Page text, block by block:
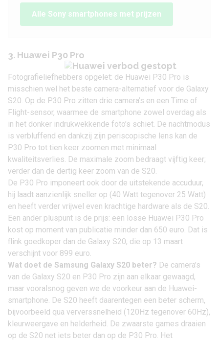
Alle Sony smartphones met prijzen
3. Huawei P30 Pro
Fotografieliefhebbers opgelet: de Huawei P30 Pro is
misschien wel het beste camera-alternatief voor de Galaxy
S20. Op de P30 Pro zitten drie camera’s en een Time of
Flight-sensor, waarmee de smartphone zowel overdag als
in het donker indrukwekkende foto’s schiet. De nachtmodus
is verbluffend en dankzij zijn periscopische lens kan de
P30 Pro tot tien keer zoomen met minimaal
kwaliteitsverlies. De maximale zoom bedraagt vijftig keer;
verder dan de dertig keer zoom van de S20.
De P30 Pro imponeert ook door de uitstekende accuduur,
hij laadt aanzienlijk sneller op (40 Watt tegenover 25 Watt)
en heeft verder vrijwel even krachtige hardware als de S20.
Een ander pluspunt is de prijs: een losse Huawei P30 Pro
kost op moment van publicatie minder dan 650 euro. Dat is
flink goedkoper dan de Galaxy S20, die op 13 maart
verschijnt voor 899 euro.
Wat doet de Samsung Galaxy S20 beter? De camera’s
van de Galaxy S20 en P30 Pro zijn aan elkaar gewaagd,
maar vooralsnog geven we de voorkeur aan de Huawei-
smartphone. De S20 heeft daarentegen een beter scherm,
bijvoorbeeld qua ververssnelheid (120Hz tegenover 60Hz),
kleurweergave en helderheid. De zwaarste games draaien
op de S20 net iets beter dan op de P30 Pro. Het